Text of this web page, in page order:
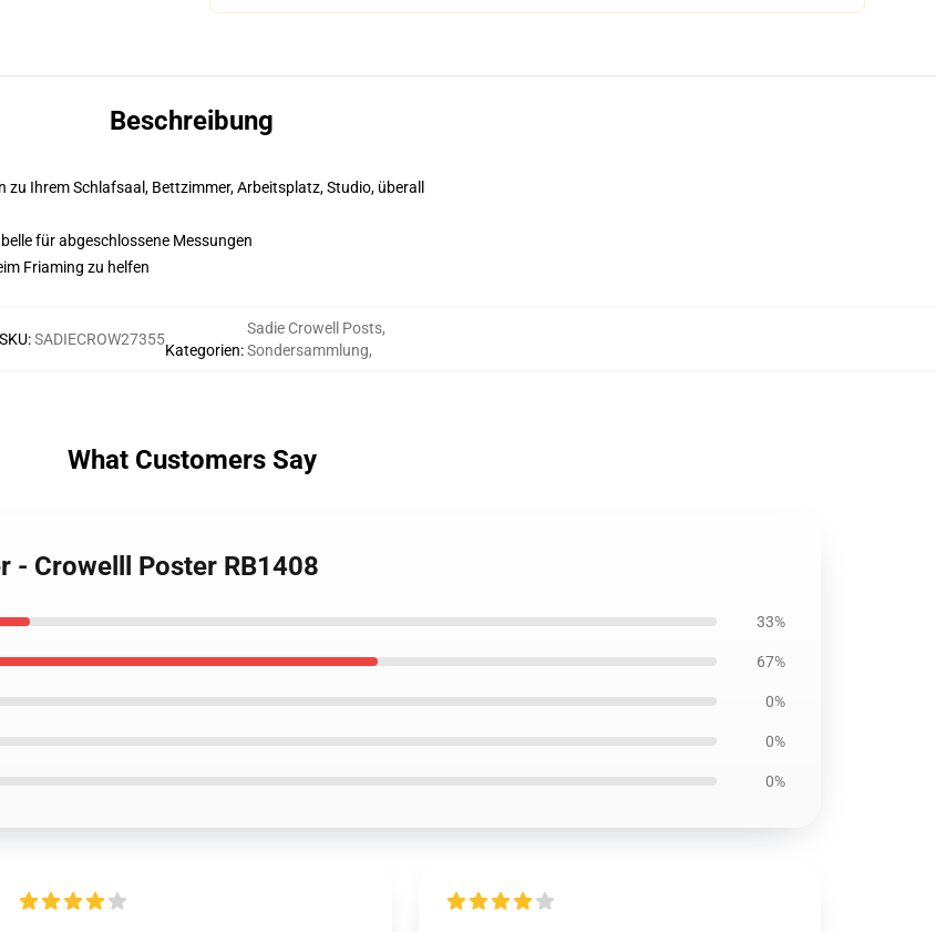
Beschreibung
Ihrem Schlafsaal, Bettzimmer, Arbeitsplatz, Studio, überall
für abgeschlossene Messungen
Friaming zu helfen
SKU:SADIECROW27355
Kategorien:
Sadie Crowell Posts,
Sondersammlung,
What Customers Say
- Crowelll Poster RB1408
33%
67%
0%
0%
0%